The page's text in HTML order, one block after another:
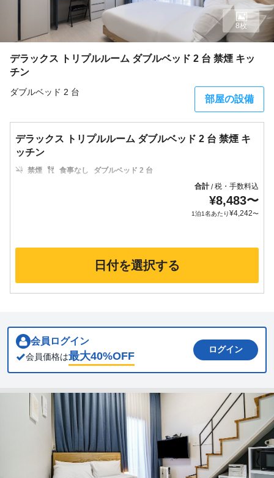
デラックス トリプルルーム ダブルベッド 2 台 禁煙 キッ
チン
ダブルベッド 2 台
部屋の設備
8枚
デラックス トリプルルーム ダブルベッド 2 台 禁煙 キ
ッチン
禁煙 食事なし
ダブルベッド 2 台
合計/税・手数料込
¥8,483〜
1泊1名あたり¥4,242〜
日付を選択する
会員ログイン
会員価格は最大40%OFF
ログイン